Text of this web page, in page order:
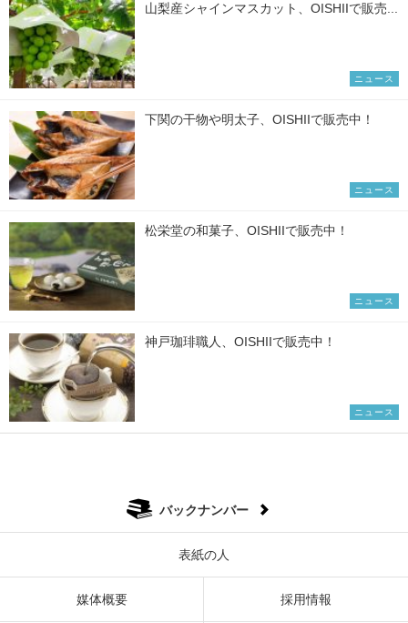
山梨産シャインマスカット、OISHIIで販売...
ニュース
下関の干物や明太子、OISHIIで販売中！
ニュース
松栄堂の和菓子、OISHIIで販売中！
ニュース
神戸珈琲職人、OISHIIで販売中！
ニュース
バックナンバー
表紙の人
媒体概要 採用情報